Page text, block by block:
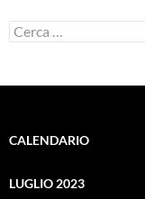
Ricerca
per:
CALENDARIO
LUGLIO 2023